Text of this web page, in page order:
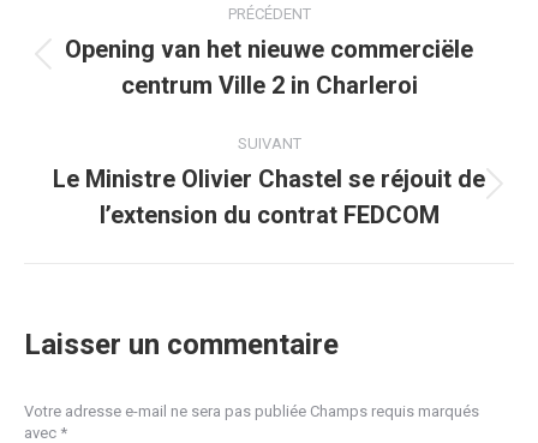
article
PRÉCÉDENT
précédent
Opening van het nieuwe commerciële
centrum Ville 2 in Charleroi
SUIVANT
suivant
Le Ministre Olivier Chastel se réjouit de
l’extension du contrat FEDCOM
Laisser un commentaire
Votre adresse e-mail ne sera pas publiée Champs requis marqués
avec *